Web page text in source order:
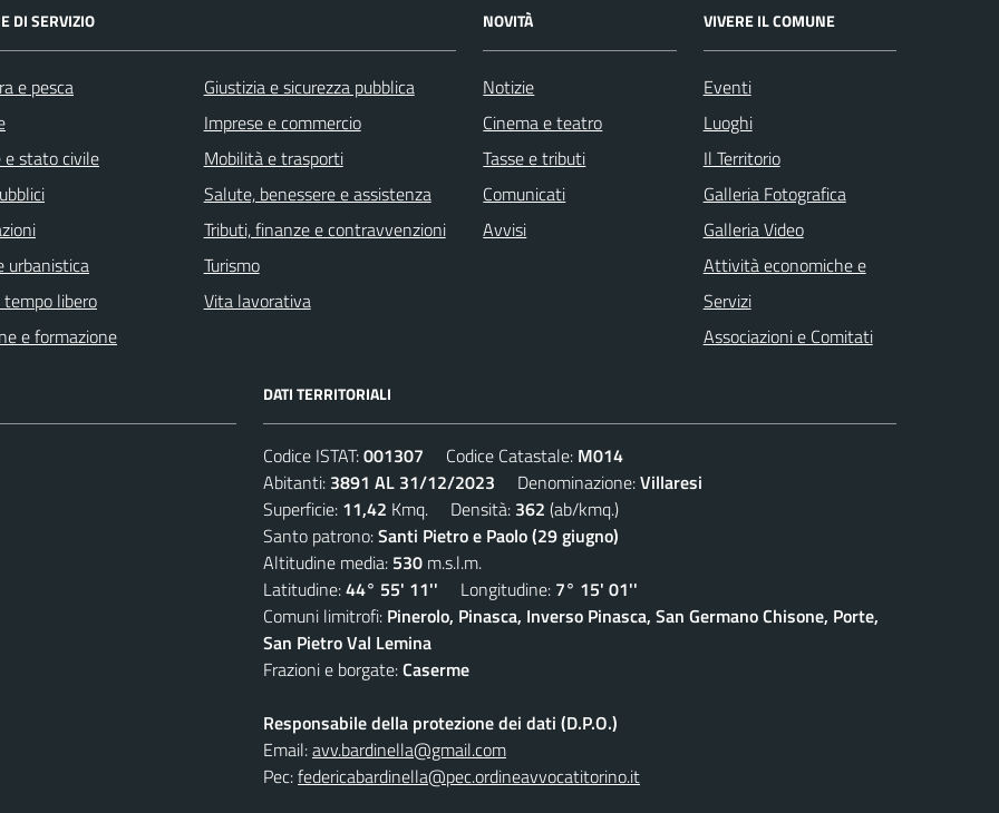
DI SERVIZIO
e pesca
e stato civile
urbanistica
libero
e formazione
Giustizia e sicurezza pubblica
Imprese e commercio
Mobilità e trasporti
Salute, benessere e assistenza
Tributi, finanze e contravvenzioni
Turismo
Vita lavorativa
NOVITÀ
Notizie
Cinema e teatro
Tasse e tributi
Comunicati
Avvisi
VIVERE IL COMUNE
Eventi
Luoghi
Il Territorio
Galleria Fotografica
Galleria Video
Attività economiche e
Servizi
Associazioni e Comitati
DATI TERRITORIALI
Codice ISTAT:001307 Codice Catastale: M014
Abitanti: 3891 AL 31/12/2023 Denominazione:Villaresi
Superficie: 11,42 Kmq. Densità: 362 (ab/kmq.)
Santo patrono:Santi Pietro e Paolo (29 giugno)
Altitudine media: 530 m.s.l.m.
Latitudine:44° 55' 11'' Longitudine: 7° 15' 01''
Comuni limitrofi: Pinerolo, Pinasca, Inverso Pinasca, San Germano Chisone, Porte,
San Pietro Val Lemina
Frazioni e borgate:Caserme
Responsabile della protezione dei dati (D.P.O.)
Email:avv.bardinella@gmail.com
Pec:federicabardinella@pec.ordineavvocatitorino.it